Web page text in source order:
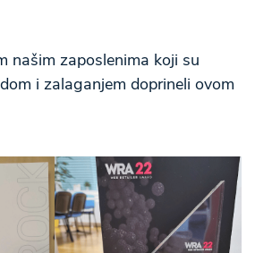
našim zaposlenima koji su
i zalaganjem doprineli ovom